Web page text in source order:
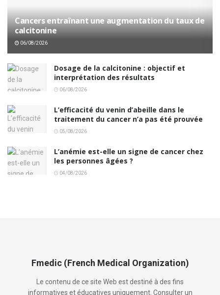
Cancers entraînant une augmentation du taux de
calcitonine
06/08/2026
Dosage de la calcitonine : objectif et
interprétation des résultats
06/08/2026
L’efficacité du venin d’abeille dans le
traitement du cancer n’a pas été prouvée
05/08/2026
L’anémie est-elle un signe de cancer chez
les personnes âgées ?
04/08/2026
Fmedic (French Medical Organization)
Le contenu de ce site Web est destiné à des fins
informatives et éducatives uniquement. Consulter un